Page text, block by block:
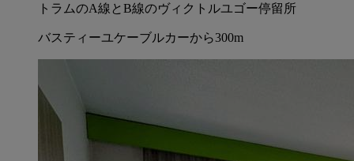
トラムのA線とB線のヴィクトルユゴー停留所
バスティーユケーブルカーから300m